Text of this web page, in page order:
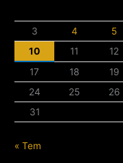
3
4 5
10
11 12
17
18 19
24
25 26
31
« Tem